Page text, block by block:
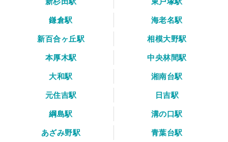
鎌倉駅
海老名駅
新百合ヶ丘駅
相模大野駅
本厚木駅
中央林間駅
大和駅
湘南台駅
元住吉駅
日吉駅
綱島駅
溝の口駅
あざみ野駅
青葉台駅